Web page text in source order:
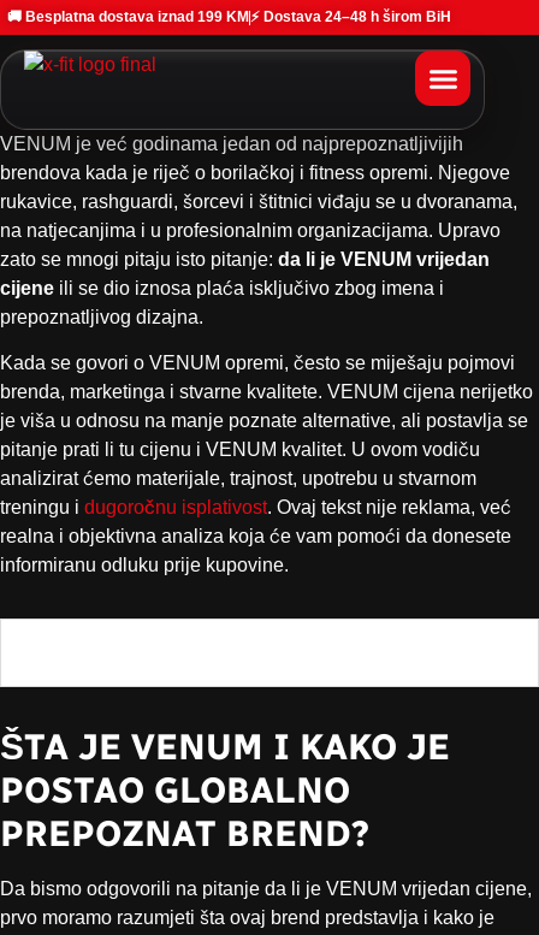
🚚 Besplatna dostava iznad 199 KM ⚡ Dostava 24–48 h širom BiH
VENUM je već godinama jedan od najprepoznatljivijih
brendova kada je riječ o borilačkoj i fitness opremi. Njegove
rukavice, rashguardi, šorcevi i štitnici viđaju se u dvoranama,
na natjecanjima i u profesionalnim organizacijama. Upravo
zato se mnogi pitaju isto pitanje: da li je VENUM vrijedan
cijene ili se dio iznosa plaća isključivo zbog imena i
prepoznatljivog dizajna.
Kada se govori o VENUM opremi, često se miješaju pojmovi
brenda, marketinga i stvarne kvalitete. VENUM cijena nerijetko
je viša u odnosu na manje poznate alternative, ali postavlja se
pitanje prati li tu cijenu i VENUM kvalitet. U ovom vodiču
analizirat ćemo materijale, trajnost, upotrebu u stvarnom
treningu i dugoročnu isplativost. Ovaj tekst nije reklama, već
realna i objektivna analiza koja će vam pomoći da donesete
informiranu odluku prije kupovine.
ŠTA JE VENUM I KAKO JE
POSTAO GLOBALNO
PREPOZNAT BREND?
Da bismo odgovorili na pitanje da li je VENUM vrijedan cijene,
prvo moramo razumjeti šta ovaj brend predstavlja i kako je